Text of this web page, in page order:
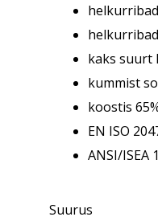
kaks suurt
kummist
koostis
EN ISO
ANSI/ISEA
Suurus